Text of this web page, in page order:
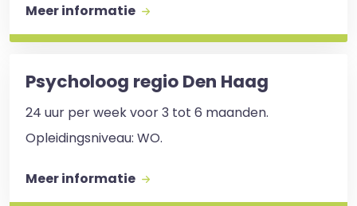
Meer informatie
Psycholoog regio Den Haag
24 uur per week voor 3 tot 6 maanden.
Opleidingsniveau: WO.
Meer informatie